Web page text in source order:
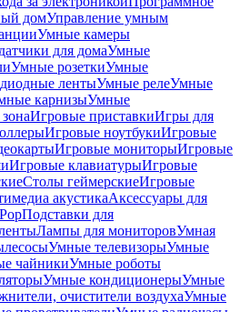
домУправление умным
Умные камеры
для домаУмные
Умные розеткиУмные
лентыУмные релеУмные
карнизыУмные
Игровые приставкиИгры для
Игровые ноутбукиИгровые
Игровые мониторыИгровые
Игровые клавиатурыИгровые
Столы геймерскиеИгровые
акустикаАксессуары для
Подставки для
Лампы для мониторовУмная
Умные телевизорыУмные
чайникиУмные роботы
Умные кондиционерыУмные
очистители воздухаУмные